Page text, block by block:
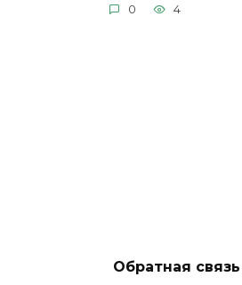
0 4
Обратная связь